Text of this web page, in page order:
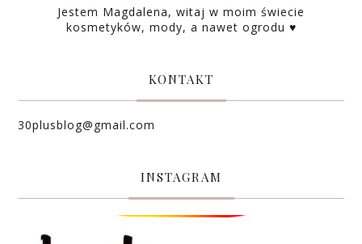
Jestem Magdalena, witaj w moim świecie
kosmetyków, mody, a nawet ogrodu ♥
KONTAKT
30plusblog@gmail.com
INSTAGRAM